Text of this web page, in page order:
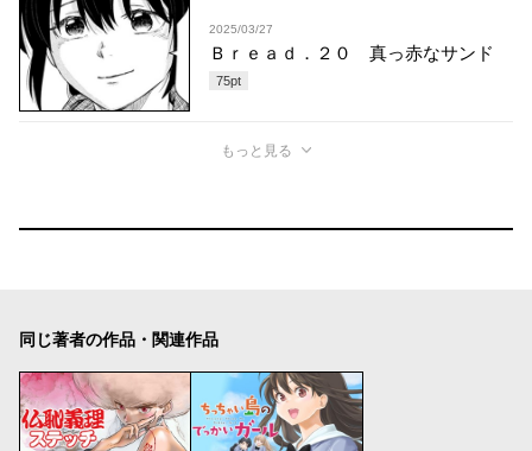
2025/03/27
Ｂｒｅａｄ．２０ 真っ赤なサンド
75pt
もっと見る
同じ著者の作品・関連作品